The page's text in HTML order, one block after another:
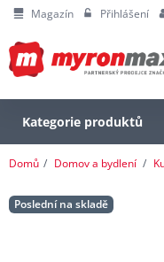
Magazín Přihlášení
Kategorie produktů
Domů Domov a bydlení
Poslední na skladě